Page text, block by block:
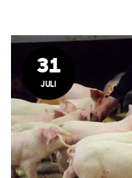
31
JULI